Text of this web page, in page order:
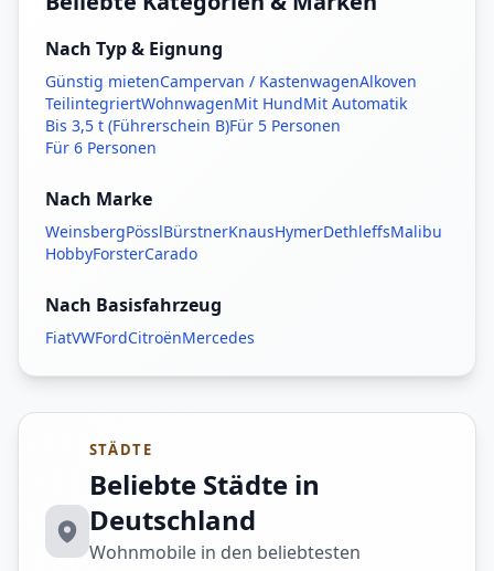
Nach Typ & Eignung
Günstig mietenCampervan / KastenwagenAlkoven
TeilintegriertWohnwagenMit HundMit Automatik
Bis 3,5 t (Führerschein B)Für 5 Personen
Für 6 Personen
Nach Marke
WeinsbergPösslBürstnerKnausHymerDethleffsMalibu
HobbyForsterCarado
Nach Basisfahrzeug
FiatVWFordCitroënMercedes
STÄDTE
Beliebte Städte in
Deutschland
Wohnmobile in den beliebtesten